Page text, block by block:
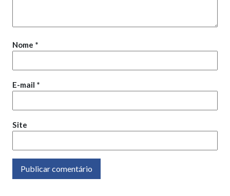
Nome *
E-mail *
Site